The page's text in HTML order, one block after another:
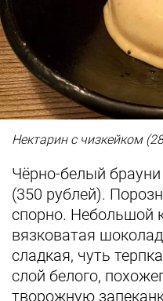
Нектарин с чизкейком
Чёрно-белый
(350 рублей).
спорно. Небольшой
вязковатая
сладкая, чуть
слой белого,
творожную